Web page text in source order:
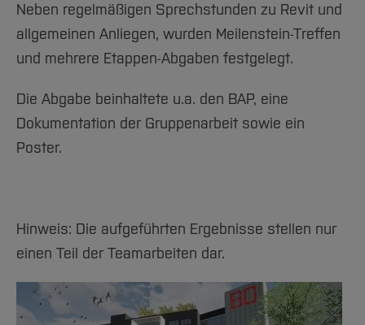
Neben regelmäßigen Sprechstunden zu Revit und
allgemeinen Anliegen, wurden Meilenstein-Treffen
und mehrere Etappen-Abgaben festgelegt.
Die Abgabe beinhaltete u.a. den BAP, eine
Dokumentation der Gruppenarbeit sowie ein
Poster.
Hinweis: Die aufgeführten Ergebnisse stellen nur
einen Teil der Teamarbeiten dar.